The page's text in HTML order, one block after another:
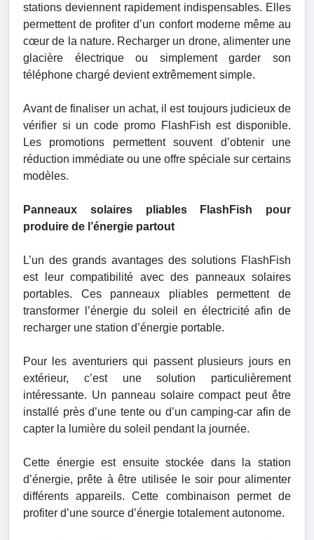
stations deviennent rapidement indispensables. Elles
permettent de profiter d’un confort moderne même au
cœur de la nature. Recharger un drone, alimenter une
glacière électrique ou simplement garder son
téléphone chargé devient extrêmement simple.
Avant de finaliser un achat, il est toujours judicieux de
vérifier si un code promo FlashFish est disponible.
Les promotions permettent souvent d’obtenir une
réduction immédiate ou une offre spéciale sur certains
modèles.
Panneaux solaires pliables FlashFish pour
produire de l’énergie partout
L’un des grands avantages des solutions FlashFish
est leur compatibilité avec des panneaux solaires
portables. Ces panneaux pliables permettent de
transformer l’énergie du soleil en électricité afin de
recharger une station d’énergie portable.
Pour les aventuriers qui passent plusieurs jours en
extérieur, c’est une solution particulièrement
intéressante. Un panneau solaire compact peut être
installé près d’une tente ou d’un camping-car afin de
capter la lumière du soleil pendant la journée.
Cette énergie est ensuite stockée dans la station
d’énergie, prête à être utilisée le soir pour alimenter
différents appareils. Cette combinaison permet de
profiter d’une source d’énergie totalement autonome.